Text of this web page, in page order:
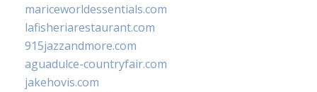
mariceworldessentials.com
lafisheriarestaurant.com
915jazzandmore.com
aguadulce-countryfair.com
jakehovis.com